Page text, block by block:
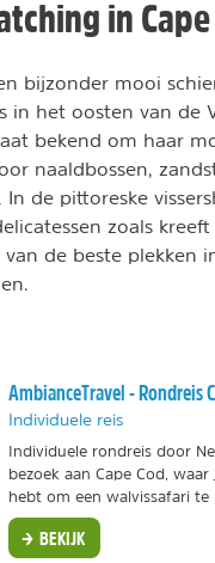
in Cape
bijzonder mooi
in het oosten van de
bekend om haar
naaldbossen,
de pittoreske
zoals
van de beste plekken
AmbianceTravel - Rondreis
Individuele reis
Individuele rondreis door
bezoek aan Cape Cod,
hebt om een walvissafari te
BEKIJK